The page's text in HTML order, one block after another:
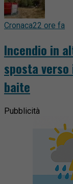
Cronaca22 ore fa
Incendio in
sposta
baite
Pubblicità